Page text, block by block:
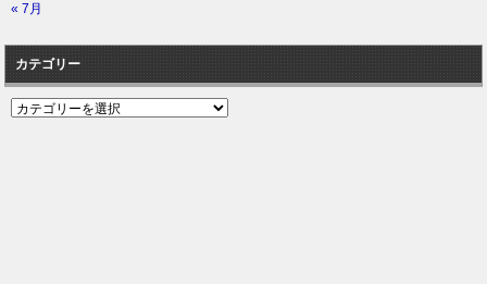
« 7月
カテゴリー
カ